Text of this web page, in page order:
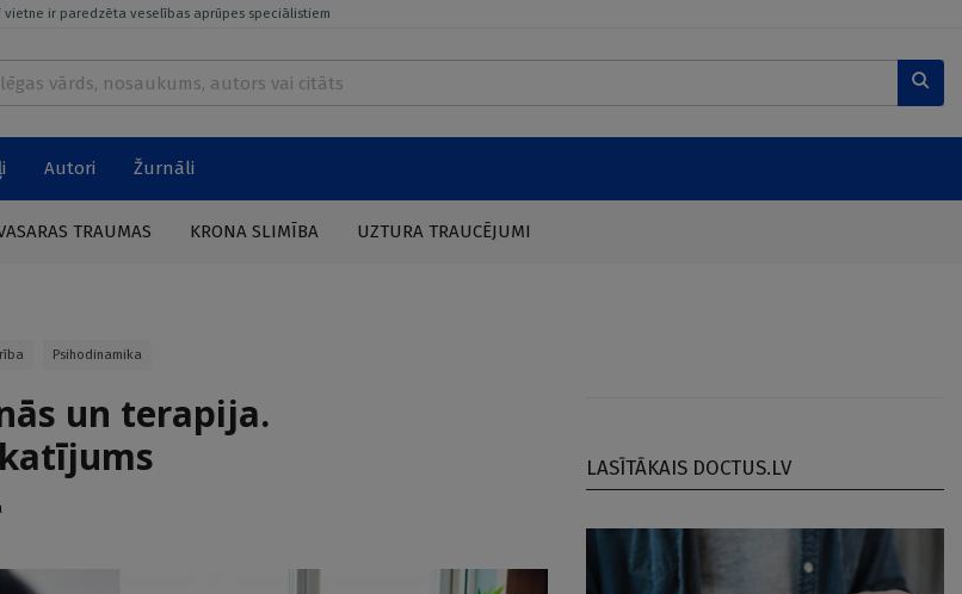
vietne ir paredzēta veselības aprūpes speciālistiem
Autori Žurnāli
TRAUMAS KRONA SLIMĪBA UZTURA TRAUCĒJUMI
Psihodinamika
un terapija.
LASĪTĀKAIS DOCTUS.LV